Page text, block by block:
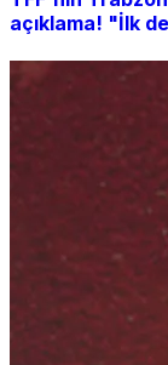
açıklama! "İlk